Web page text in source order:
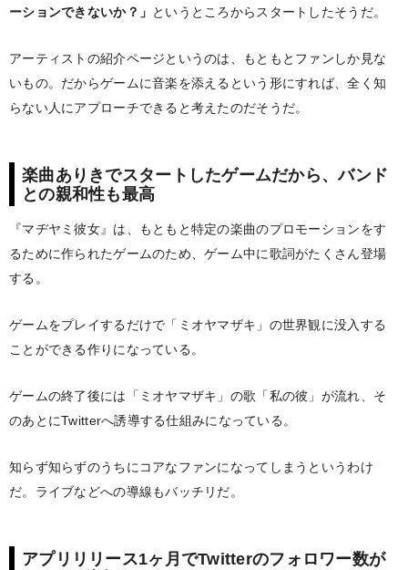
ーションできないか？」 というところからスタートしたそうだ。
アーティストの紹介ページというのは、もともとファンしか見な
いもの。だからゲームに音楽を添えるという形にすれば、全く知
らない人にアプローチできると考えたのだそうだ。
楽曲ありきでスタートしたゲームだから、バンド
との親和性も最高
『マヂヤミ彼女』は、もともと特定の楽曲のプロモーションをす
るために作られたゲームのため、ゲーム中に歌詞がたくさん登場
する。
ゲームをプレイするだけで「ミオヤマザキ」の世界観に没入する
ことができる作りになっている。
ゲームの終了後には「ミオヤマザキ」の歌「私の彼」が流れ、そ
のあとにTwitterへ誘導する仕組みになっている。
知らず知らずのうちにコアなファンになってしまうというわけ
だ。ライブなどへの導線もバッチリだ。
アプリリリース1ヶ月でTwitterのフォロワー数が